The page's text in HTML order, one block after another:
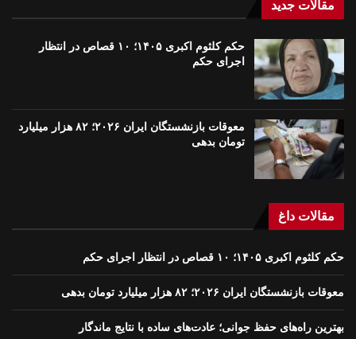
مقالات جدید
حکم کلثوم اکبری ۱۴۰۵؛ ۱۰ قصاص در انتظار
اجرای حکم
معوقات بازنشستگان ایران ۲۰۲۶؛ ۸۲ هزار میلیارد
تومان بدهی
مقالات داغ
حکم کلثوم اکبری ۱۴۰۵؛ ۱۰ قصاص در انتظار اجرای حکم
معوقات بازنشستگان ایران ۲۰۲۶؛ ۸۲ هزار میلیارد تومان بدهی
بهترین راه‌های حفظ جوانی؛ عادت‌های ساده با نتایج ماندگار